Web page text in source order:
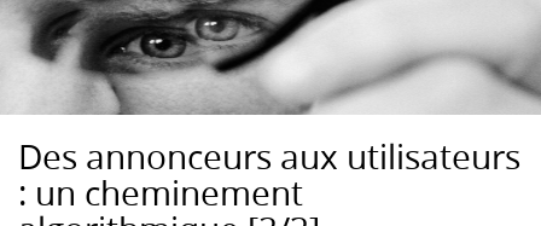
Des annonceurs aux utilisateurs
: un cheminement